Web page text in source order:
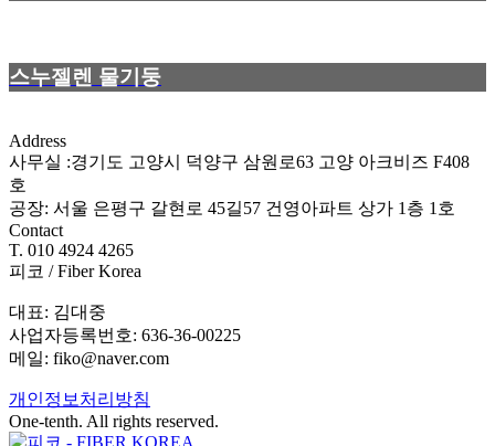
스누젤렌 물기둥
Address
사무실 :경기도 고양시 덕양구 삼원로63 고양 아크비즈 F408
호
공장: 서울 은평구 갈현로 45길57 건영아파트 상가 1층 1호
Contact
T. 010 4924 4265
피코 / Fiber Korea
대표: 김대중
사업자등록번호: 636-36-00225
메일: fiko@naver.com
개인정보처리방침
One-tenth. All rights reserved.